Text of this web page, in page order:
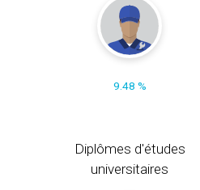
9.48 %
Diplômes d'études
universitaires